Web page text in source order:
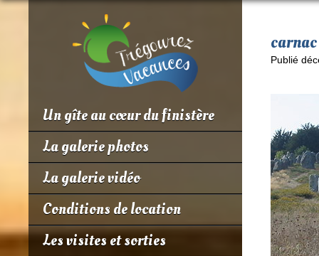
Un gîte au cœur du finistère
La galerie photos
La galerie vidéo
Conditions de location
Les visites et sorties
carnac
Publié